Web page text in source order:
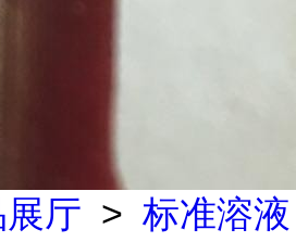
厅 > 标准溶液